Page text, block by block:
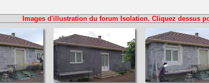
Images d'illustration du forum Isolation. Cliquez dessus